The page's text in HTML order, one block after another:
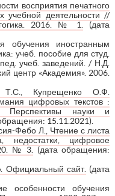
восприятия печатного
учебной деятельности //
2016. № 1.
(дата
обучения иностранным
учеб. пособие для студ.
учеб. заведений. / Н.Д.
центр «Академия». 2006.
Т.С., Купрещенко О.Ф.
цифровых текстов :
Перспективы науки и
15.11.2021).
Фебо Л., Чтение с листа
недостатки, цифровое
№ 3.
(дата обращения:
Официальный сайт. (дата
особенности обучения